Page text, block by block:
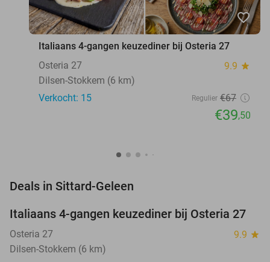
favorite_border
Italiaans 4-gangen keuzediner bij Osteria 27
Osteria 27
9.9 star
Dilsen-Stokkem (6 km)
Verkocht: 15
Regulier €67
€39,50
Deals in Sittard-Geleen
41%
TODAY
Italiaans 4-gangen keuzediner bij Osteria 27
Osteria 27 9.9 star
Dilsen-Stokkem (6 km)